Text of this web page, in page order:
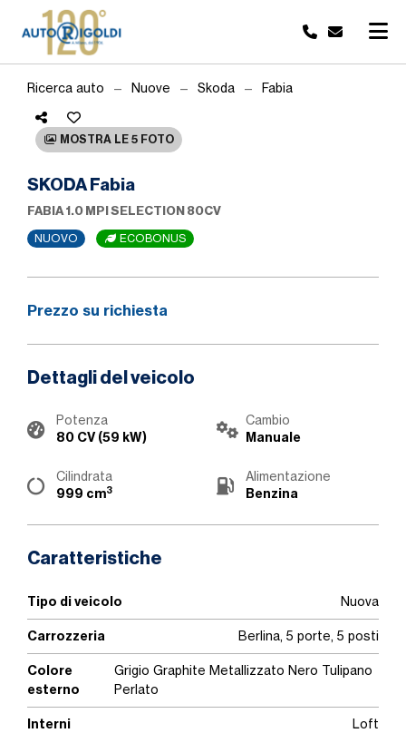
Ricerca auto Nuove Skoda Fabia
MOSTRA LE 5 FOTO
SKODA Fabia
FABIA 1.0 MPI SELECTION 80CV
NUOVO ECOBONUS
Prezzo su richiesta
Dettagli del veicolo
Potenza
80 CV (59 kW)
Cambio
Manuale
Cilindrata
999 cm3
Alimentazione
Benzina
Caratteristiche
Tipo di veicolo Nuova
Carrozzeria Berlina, 5 porte, 5 posti
Colore
esterno
Grigio Graphite Metallizzato Nero Tulipano
Perlato
Interni Loft